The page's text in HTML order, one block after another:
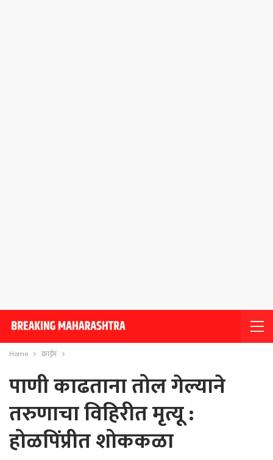
Home क्राईम
पाणी काढताना तोल गेल्याने
तरुणाचा विहिरीत मृत्यू :
होळपिंप्रीत शोककळा